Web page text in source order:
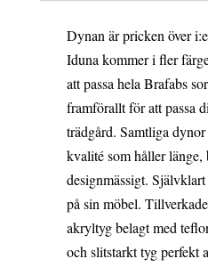
Dynan är pricken över
Iduna kommer i fler
att passa hela Brafabs
framförallt för att passa
trädgård. Samtliga
kvalité som håller länge,
designmässigt.
på sin möbel.
akryltyg belagt med
och slitstarkt tyg perfekt